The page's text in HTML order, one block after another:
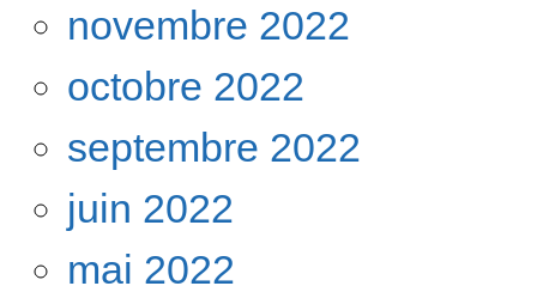
novembre 2022
octobre 2022
septembre 2022
juin 2022
mai 2022